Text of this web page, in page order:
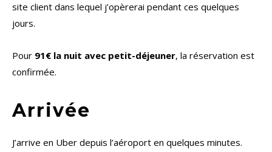
site client dans lequel j’opèrerai pendant ces quelques
jours.
Pour 91€ la nuit avec petit-déjeuner, la réservation est
confirmée.
Arrivée
J’arrive en Uber depuis l’aéroport en quelques minutes.